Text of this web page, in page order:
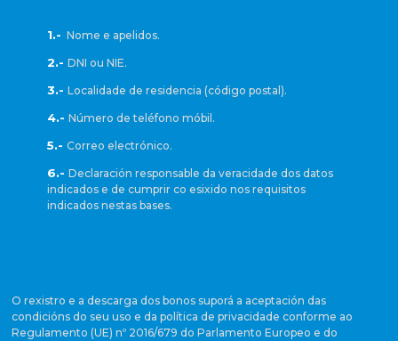
1.- Nome e apelidos.
2.-DNI ou NIE.
3.-Localidade de residencia (código postal).
4.-Número de teléfono móbil.
5.-Correo electrónico.
6.-Declaración responsable da veracidade dos datos
indicados e de cumprir co esixido nos requisitos
indicados nestas bases.
O rexistro e a descarga dos bonos suporá a aceptación das
condicións do seu uso e da política de privacidade conforme ao
Regulamento (UE) nº 2016/679 do Parlamento Europeo e do